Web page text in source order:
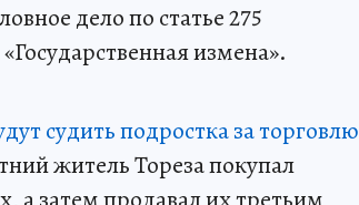
дело по статье 275
измена».
судить подростка за торговлю
житель Тореза покупал